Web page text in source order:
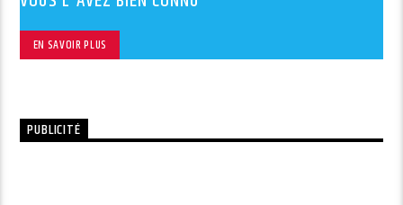
EN SAVOIR PLUS
PUBLICITÉ